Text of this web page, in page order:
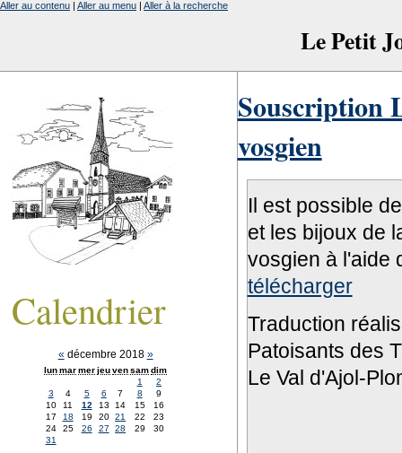
Le Petit
Aller au contenu | Aller au menu | Aller à la recherche
Souscription
vosgien
Il est possible
et les bijoux de
vosgien à l'aide
télécharger
Traduction
Patoisants des
Le Val d'Ajol-
Calendrier
« décembre 2018 »
lunmarmerjeuvensamdim
1
2
3
4 5 6 7 8
9
10
11 12 13 14 15
16
17
18 19 20 21 22
23
24
25 26 27 28 29
30
31